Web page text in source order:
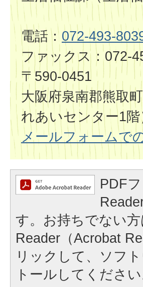
電話： 072-493-
ファックス：072-
〒590-0451
大阪府泉南郡熊取
れあいセンター1階
メールフォームで
PDF
す。お持ちでない
Reader（Acrobat
リックして、ソフ
トールしてください